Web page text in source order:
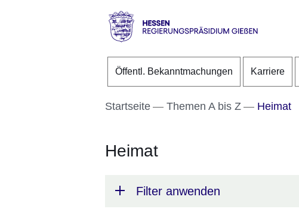
Direkt zum Kopf der Seite
Direkt zum Inhalt
Direkt zum Fuß der Seite
RP
Öffentl. Bekanntmachungen Karriere
Startseite Themen A bis Z Heimat
Heimat
Filter anwenden